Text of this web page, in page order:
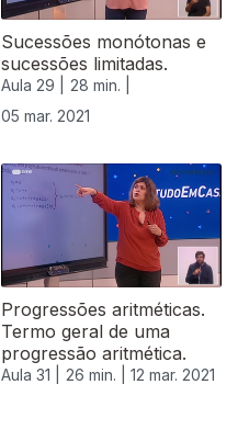
Sucessões monótonas e
sucessões limitadas.
Aula 29 |
28 min. |
05 mar. 2021
Progressões aritméticas.
Termo geral de uma
progressão aritmética.
Aula 31 | 26 min. | 12 mar. 2021